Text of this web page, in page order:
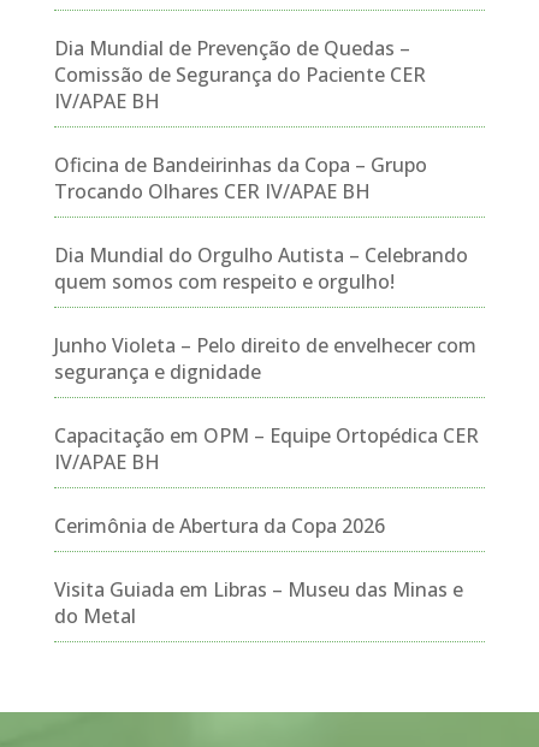
Dia Mundial de Prevenção de Quedas –
Comissão de Segurança do Paciente CER
IV/APAE BH
Oficina de Bandeirinhas da Copa – Grupo
Trocando Olhares CER IV/APAE BH
Dia Mundial do Orgulho Autista – Celebrando
quem somos com respeito e orgulho!
Junho Violeta – Pelo direito de envelhecer com
segurança e dignidade
Capacitação em OPM – Equipe Ortopédica CER
IV/APAE BH
Cerimônia de Abertura da Copa 2026
Visita Guiada em Libras – Museu das Minas e
do Metal